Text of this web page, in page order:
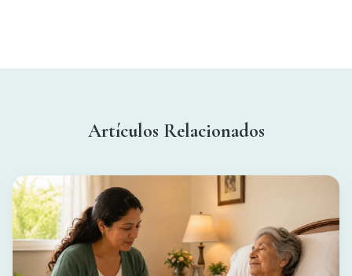
Artículos Relacionados